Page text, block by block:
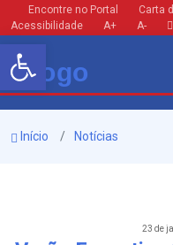
Barra de Ferramentas Aberta
Encontre no Portal Carta
Acessibilidade
A+ A-
Início Notícias
23 de